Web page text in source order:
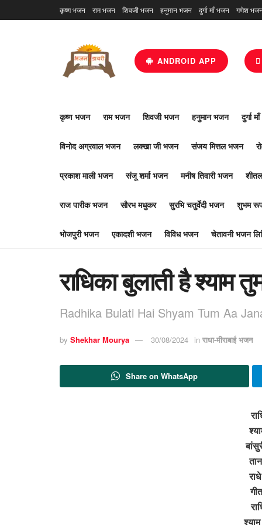
कृष्ण भजन राम भजन शिवजी भजन हनुमान भजन दुर्गा माँ भजन गणेश
ANDROID APP
कृष्ण भजन राम भजन शिवजी भजन हनुमान भजन दुर्गा
विनोद अग्रवाल भजन लक्खा जी भजन संजय मित्तल भजन
प्रकाश माली भजन संजू शर्मा भजन मनीष तिवारी भजन
राज पारीक भजन सौरभ मधुकर सुरभि चतुर्वेदी भजन शुभम
भोजपुरी भजन एकादशी भजन विविध भजन चेतावनी भजन
राधिका बुलाती है श्याम
Radhika Bulati Hai Shyam Tum Aa
by Shekhar Mourya 30/08/2024 in राधा-मीराबाई भजन
Share on WhatsApp